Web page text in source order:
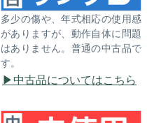
多少の傷や、年式相応の使用感
がありますが、動作自体に問題
はありません。普通の中古品で
す。
中古品についてはこちら